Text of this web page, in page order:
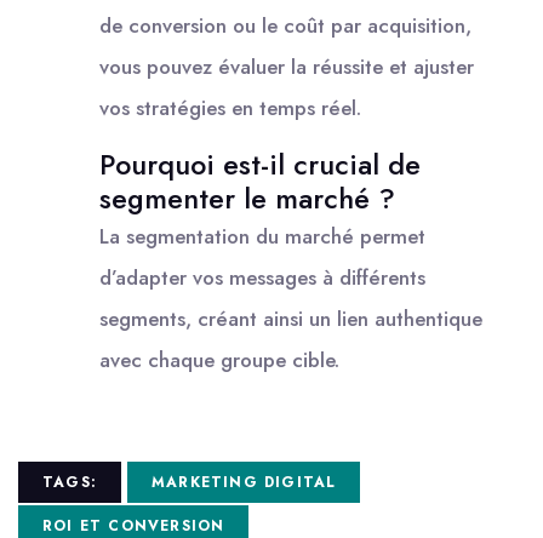
de conversion ou le coût par acquisition,
vous pouvez évaluer la réussite et ajuster
vos stratégies en temps réel.
Pourquoi est-il crucial de
segmenter le marché ?
La segmentation du marché permet
d’adapter vos messages à différents
segments, créant ainsi un lien authentique
avec chaque groupe cible.
TAGS:
MARKETING DIGITAL
ROI ET CONVERSION